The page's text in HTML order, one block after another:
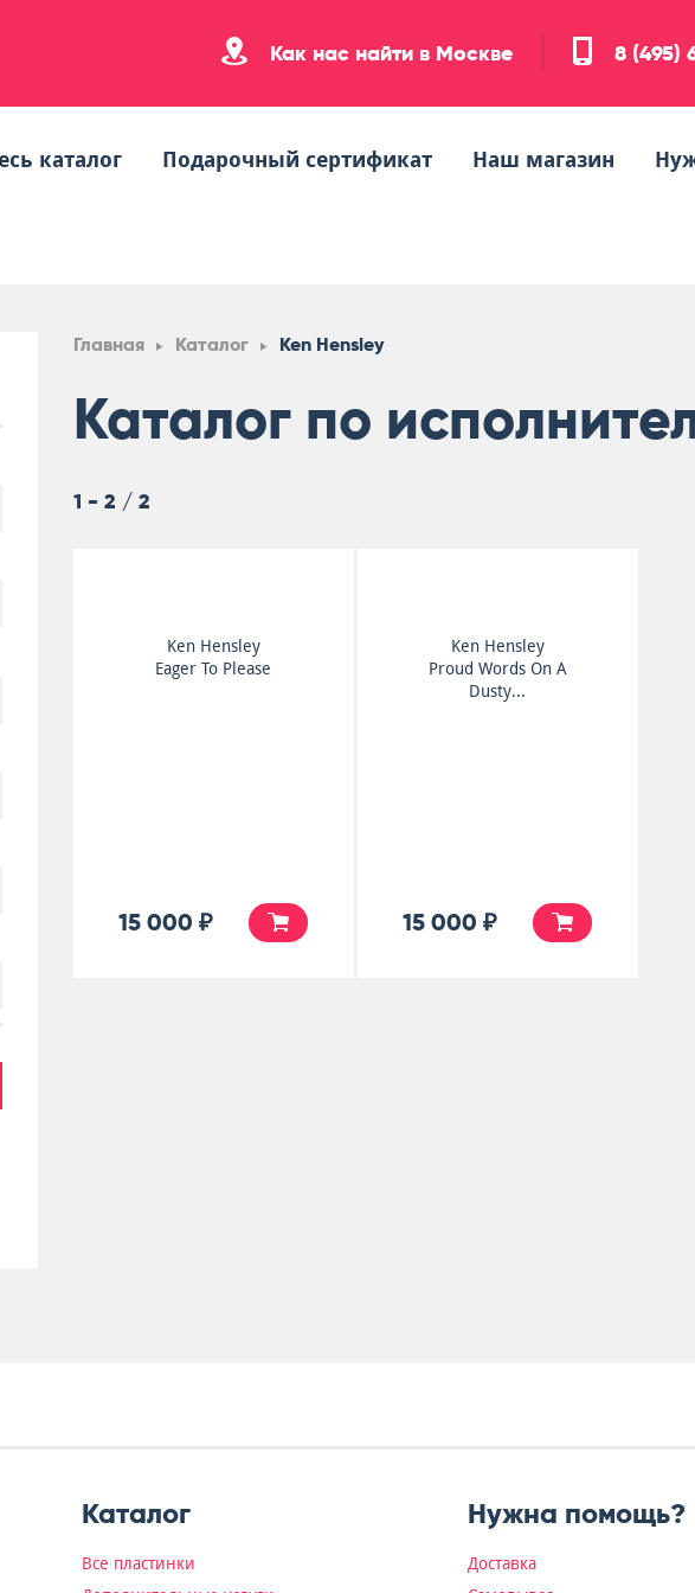
Как нас найти в Москве 8 (495)
каталог Подарочный сертификат Наш магазин
Главная Каталог Ken Hensley
Каталог по
1 - 2 / 2
Ken Hensley
Eager To Please
15 000 ₽
Ken Hensley
Proud Words On A
Dusty...
15 000 ₽
Каталог
Все пластинки
Нужна помощь?
Доставка